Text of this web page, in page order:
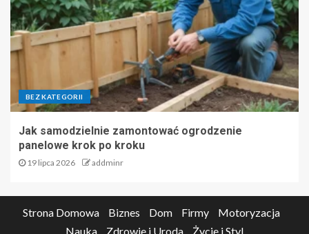
BEZ KATEGORII
Jak samodzielnie zamontować ogrodzenie
panelowe krok po kroku
19 lipca 2026 addminr
Strona Domowa Biznes Dom Firmy
Motoryzacja
Nauka
Zdrowie i Uroda Życie i Styl